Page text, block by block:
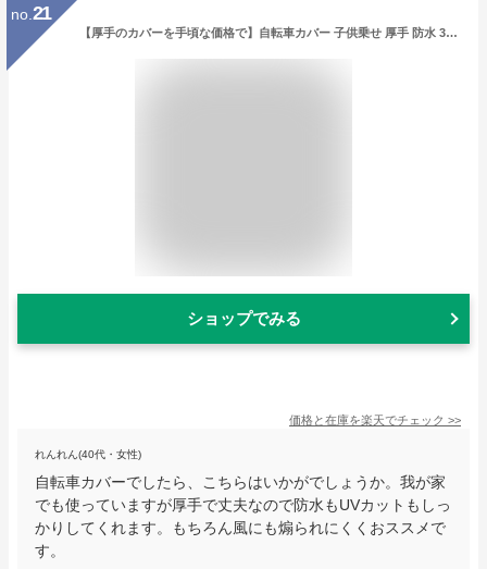
no. 21
【厚手のカバーを手頃な価格で】自転車カバー 子供乗せ 厚手 防水 300D ハイバック 超厚手 耐久 撥水 UVカット 紫外線 自転車 バイク 原付 カバー 丈夫 破れない 軽量 サイクルカバー 20インチ 24インチ 29インチ 雨 雪 大きい
ショップでみる
価格と在庫を楽天でチェック >>
れんれん(40代・女性)
自転車カバーでしたら、こちらはいかがでしょうか。我が家
でも使っていますが厚手で丈夫なので防水もUVカットもしっ
かりしてくれます。もちろん風にも煽られにくくおススメで
す。